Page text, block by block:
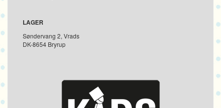
LAGER
Søndervang 2, Vrads
DK-8654 Bryrup